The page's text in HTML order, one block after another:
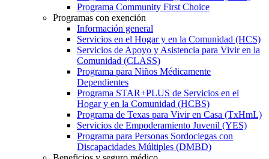
Programa Community First Choice
Programas con exención
Información general
Servicios en el Hogar y en la Comunidad (HCS)
Servicios de Apoyo y Asistencia para Vivir en la
Comunidad (CLASS)
Programa para Niños Médicamente
Dependientes
Programa STAR+PLUS de Servicios en el
Hogar y en la Comunidad (HCBS)
Programa de Texas para Vivir en Casa (TxHmL)
Servicios de Empoderamiento Juvenil (YES)
Programa para Personas Sordociegas con
Discapacidades Múltiples (DMBD)